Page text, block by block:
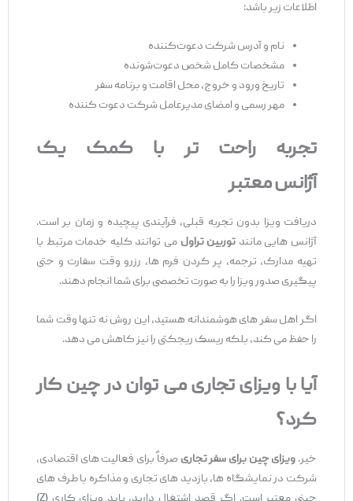
اطلاعات زیر باشد:
نام و آدرس شرکت دعوت‌کننده
مشخصات کامل شخص دعوت‌شونده
تاریخ ورود و خروج، محل اقامت و برنامه سفر
مهر رسمی و امضای مدیرعامل شرکت دعوت ‌کننده
تجربه راحت‌
تر با کمک یک
آژانسمعتبر
دریافت ویزا بدون تجربه قبلی، فرآیندی پیچیده و زمان ‌بر است.
آژانس ‌هایی مانندتوربین تراولمی ‌توانند کلیه خدمات مرتبط با
تهیه مدارک، ترجمه، پر کردن فرم‌ ها، رزرو وقت سفارت و حتی
پیگیری صدور ویزا را به ‌صورت تخصصی برای شما انجام دهند.
اگر اهل سفر های هوشمندانه هستید، این روش نه تنها وقت شما
را حفظ می ‌کند، بلکه ریسک ریجکتی را نیز کاهش می‌ دهد.
آیا با ویزای تجاری می‌توان در چین کار
کرد؟
خیر.ویزای چین برای سفر تجاریصرفاً برای فعالیت ‌های اقتصادی،
شرکت در نمایشگاه‌ ها، بازدید های تجاری و مذاکره با طرف ‌های